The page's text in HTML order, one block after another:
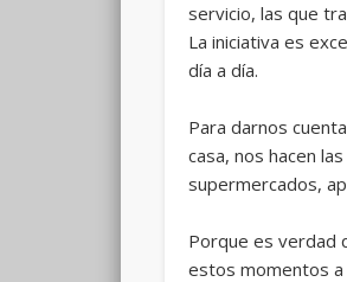
servicio, las que
La iniciativa es
día a día.
Para darnos
casa, nos hacen
supermercados,
Porque es verdad
estos momentos a